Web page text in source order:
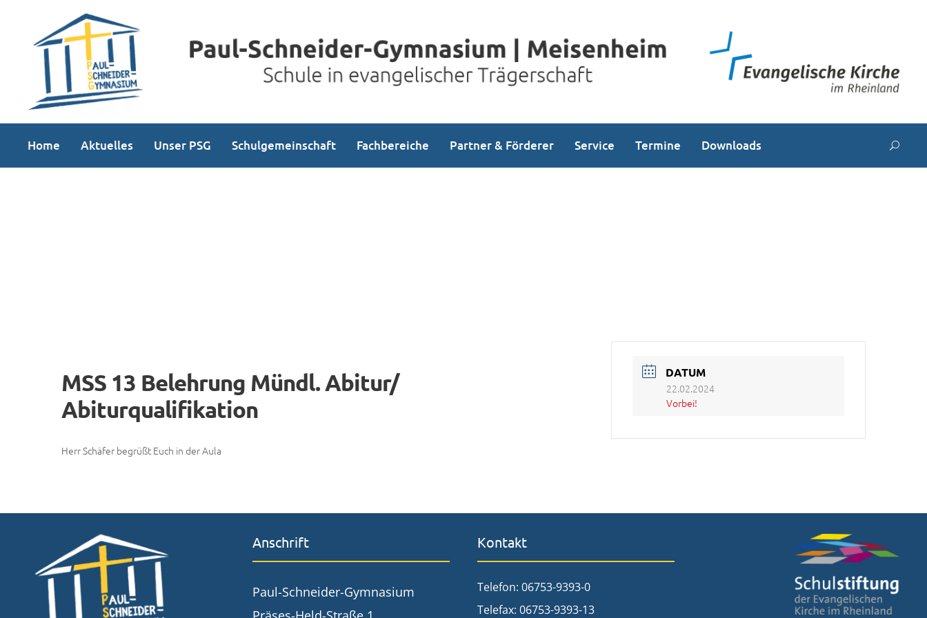
Home Aktuelles Unser PSG Schulgemeinschaft Fachbereiche Partner & Förderer Service Termine Downloads
MSS 13 Belehrung Mündl. Abitur/
Abiturqualifikation
Herr Schäfer begrüßt Euch in der Aula
DATUM
22.02.2024
Vorbei!
Anschrift
Paul-Schneider-Gymnasium
Kontakt
Telefon: 06753-9393-0
Telefax: 06753-9393-13